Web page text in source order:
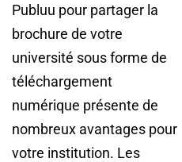
Publuu pour partager la
brochure de votre
université sous forme de
téléchargement
numérique présente de
nombreux avantages pour
votre institution. Les